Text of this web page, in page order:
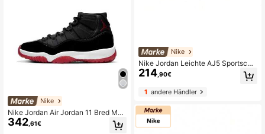
Nike
Nike Jordan Air Jordan 11 Bred Mes
h Lackleder Playoffs Stil Bequeme l
anganhaltend High-Top Retro Bask
342 ,61€
Nike
Nike Jordan Leichte AJ5 Sportschu
he für Herren – Winter-Dämpfungs-
und Grip-Freizeitschuhe HQ7978-1
01
214 ,90€
1andere Händler